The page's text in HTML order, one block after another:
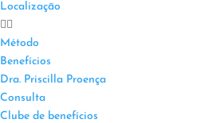
Localização
Método
Benefícios
Dra. Priscilla Proença
Consulta
Clube de benefícios